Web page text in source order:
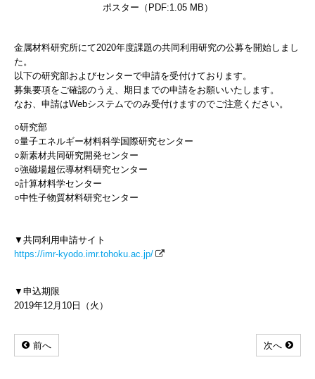
ポスター（PDF:1.05 MB）
金属材料研究所にて2020年度課題の共同利用研究の公募を開始しまし
た。
以下の研究部およびセンターで申請を受付けております。
募集要項をご確認のうえ、期日までの申請をお願いいたします。
なお、申請はWebシステムでのみ受付けますのでご注意ください。
○研究部
○量子エネルギー材料科学国際研究センター
○新素材共同研究開発センター
○強磁場超伝導材料研究センター
○計算材料学センター
○中性子物質材料研究センター
▼共同利用申請サイト
https://imr-kyodo.imr.tohoku.ac.jp/
▼申込期限
2019年12月10日（火）
前へ 次へ